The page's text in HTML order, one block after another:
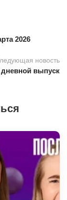
2026
новость
выпуск